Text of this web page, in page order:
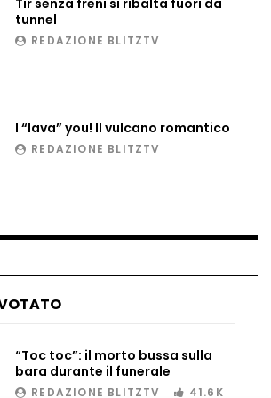
in vita il lupo estinto 10mila anni
primo ululato di Romolo e Remo
elefantessa inconsolabile per
della compagna di spettacoli
il salvataggio
Tir senza freni si ribalta fuori da
tunnel
REDAZIONE BLITZTV
I “lava” you! Il vulcano romantico
REDAZIONE BLITZTV
“Toc toc”: il morto bussa sulla
bara durante il funerale
REDAZIONE BLITZTV 41.6K